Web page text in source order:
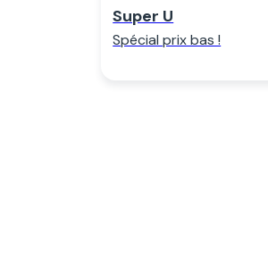
Super U
Spécial prix bas !